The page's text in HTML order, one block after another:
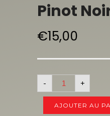
Pinot
€15,00
- +
AJOUTER AU